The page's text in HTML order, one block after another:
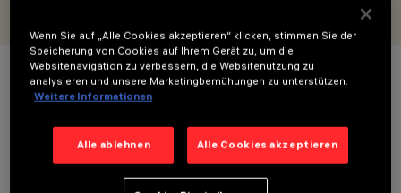
FARBE
Wenn Sie auf „Alle Cookies akzeptieren“ klicken, stimmen Sie der
Speicherung von Cookies auf Ihrem Gerät zu, um die
Websitenavigation zu verbessern, die Websitenutzung zu
analysieren und unsere Marketingbemühungen zu unterstützen.
Weitere Informationen
Alle ablehnen Alle Cookies akzeptieren